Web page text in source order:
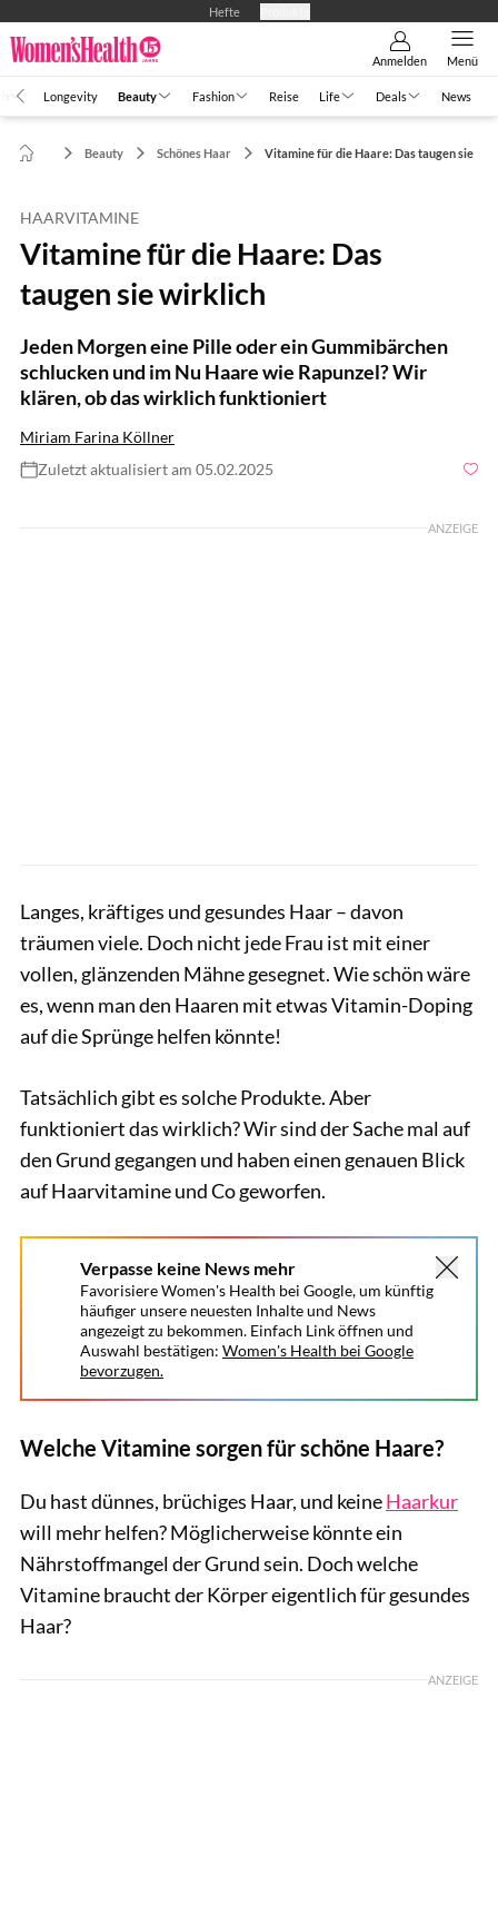
Hefte
Anmelden Menü
Longevity Beauty Fashion Reise Life Deals News
Beauty Schönes Haar Vitamine für die Haare: Das taugen sie
HAARVITAMINE
Vitamine für die Haare: Das
taugen sie wirklich
Jeden Morgen eine Pille oder ein Gummibärchen
schlucken und im Nu Haare wie Rapunzel? Wir
klären, ob das wirklich funktioniert
Miriam Farina Köllner
Zuletzt aktualisiert am 05.02.2025
ANZEIGE
Langes, kräftiges und gesundes Haar – davon
träumen viele. Doch nicht jede Frau ist mit einer
vollen, glänzenden Mähne gesegnet. Wie schön wäre
es, wenn man den Haaren mit etwas Vitamin-Doping
auf die Sprünge helfen könnte!
Tatsächlich gibt es solche Produkte. Aber
funktioniert das wirklich? Wir sind der Sache mal auf
den Grund gegangen und haben einen genauen Blick
auf Haarvitamine und Co geworfen.
Verpasse keine News mehr
Favorisiere Women's Health bei Google, um künftig
häufiger unsere neuesten Inhalte und News
angezeigt zu bekommen. Einfach Link öffnen und
Auswahl bestätigen: Women's Health bei Google
bevorzugen.
Welche Vitamine sorgen für schöne Haare?
Du hast dünnes, brüchiges Haar, und keineHaarkur
will mehr helfen? Möglicherweise könnte ein
Nährstoffmangel der Grund sein. Doch welche
Vitamine braucht der Körper eigentlich für gesundes
Haar?
ANZEIGE